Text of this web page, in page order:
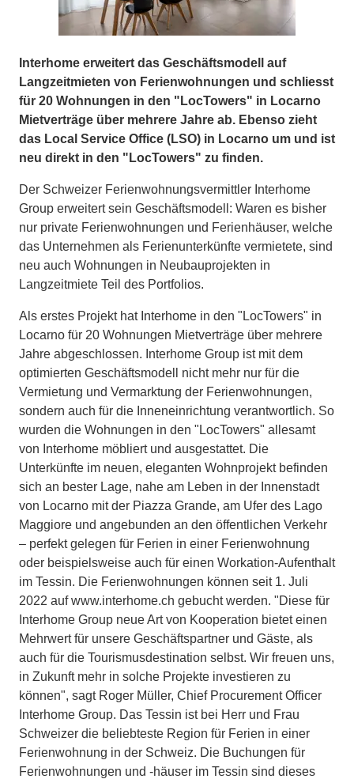
Interhome erweitert das Geschäftsmodell auf
Langzeitmieten von Ferienwohnungen und schliesst
für 20 Wohnungen in den "LocTowers" in Locarno
Mietverträge über mehrere Jahre ab. Ebenso zieht
das Local Service Office (LSO) in Locarno um und ist
neu direkt in den "LocTowers" zu finden.
Der Schweizer Ferienwohnungsvermittler Interhome
Group erweitert sein Geschäftsmodell: Waren es bisher
nur private Ferienwohnungen und Ferienhäuser, welche
das Unternehmen als Ferienunterkünfte vermietete, sind
neu auch Wohnungen in Neubauprojekten in
Langzeitmiete Teil des Portfolios.
Als erstes Projekt hat Interhome in den "LocTowers" in
Locarno für 20 Wohnungen Mietverträge über mehrere
Jahre abgeschlossen. Interhome Group ist mit dem
optimierten Geschäftsmodell nicht mehr nur für die
Vermietung und Vermarktung der Ferienwohnungen,
sondern auch für die Inneneinrichtung verantwortlich. So
wurden die Wohnungen in den "LocTowers" allesamt
von Interhome möbliert und ausgestattet. Die
Unterkünfte im neuen, eleganten Wohnprojekt befinden
sich an bester Lage, nahe am Leben in der Innenstadt
von Locarno mit der Piazza Grande, am Ufer des Lago
Maggiore und angebunden an den öffentlichen Verkehr
– perfekt gelegen für Ferien in einer Ferienwohnung
oder beispielsweise auch für einen Workation-Aufenthalt
im Tessin. Die Ferienwohnungen können seit 1. Juli
2022 auf www.interhome.ch gebucht werden. "Diese für
Interhome Group neue Art von Kooperation bietet einen
Mehrwert für unsere Geschäftspartner und Gäste, als
auch für die Tourismusdestination selbst. Wir freuen uns,
in Zukunft mehr in solche Projekte investieren zu
können", sagt Roger Müller, Chief Procurement Officer
Interhome Group. Das Tessin ist bei Herr und Frau
Schweizer die beliebteste Region für Ferien in einer
Ferienwohnung in der Schweiz. Die Buchungen für
Ferienwohnungen und -häuser im Tessin sind dieses